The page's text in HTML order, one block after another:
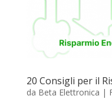
20 Consigli per il
da Beta Elettronica |